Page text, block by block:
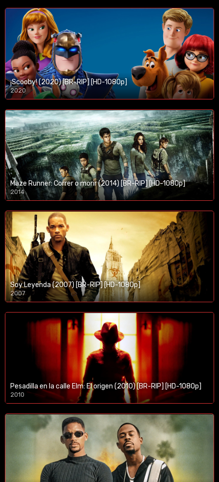
¡Scooby! (2020) [BR-RIP] [HD-1080p]
2020
1080p/720p
Maze Runner: Correr o morir (2014) [BR-RIP] [HD-1080p]
2014
1080p/720p
Soy Leyenda (2007) [BR-RIP] [HD-1080p]
2007
1080p/720p
Pesadilla en la calle Elm: El origen (2010) [BR-RIP] [HD-1080p]
2010
1080p/720p